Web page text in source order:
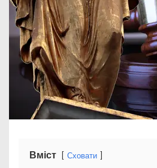
Вміст Сховати